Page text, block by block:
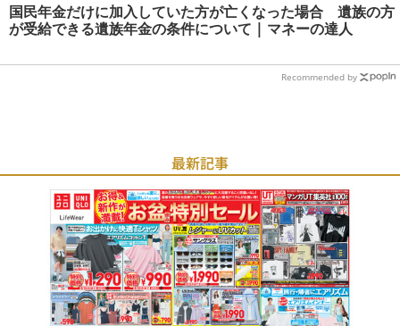
国民年金だけに加入していた方が亡くなった場合 遺族の方
が受給できる遺族年金の条件について | マネーの達人
Recommended by
最新記事